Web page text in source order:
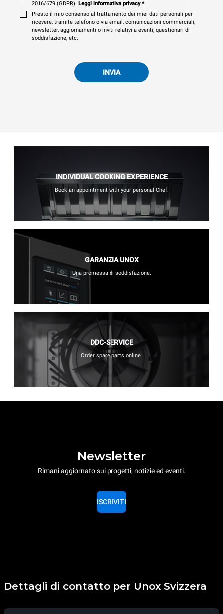
2016/679 (GDPR). Leggi informativa privacy*
Presto il mio consenso al trattamento dei miei dati personali per
ricevere, tramite telefono o via email, comunicazioni commerciali,
newsletter, aggiornamenti o inviti relativi a eventi, questionari di
soddisfazione, etc.
INVIA
INDIVIDUAL COOKING EXPERIENCE
Book an appointment with your personal Chef.
GARANZIA UNOX
Una promessa di soddisfazione.
DDC-SERVICE
Order spare parts online.
Newsletter
Rimani aggiornato sui progetti, notizie ed eventi.
ISCRIVITI
Dettagli di contatto per Unox Svizzera